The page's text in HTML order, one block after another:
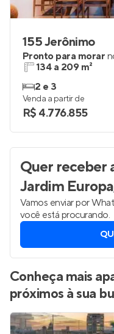
155 Jerônimo
Pronto para morar
134 a 209 m²
2 e 3
Venda a partir de
R$ 4.776.855
Quer receber
Jardim
Vamos enviar por
você está procurando.
Conheça mais
próximos à sua